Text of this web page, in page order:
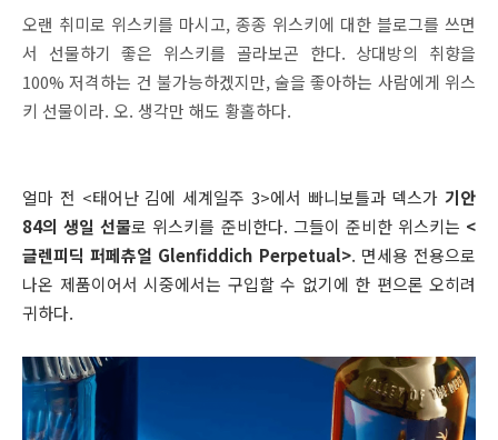
오랜 취미로 위스키를 마시고, 종종 위스키에 대한 블로그를 쓰면
서 선물하기 좋은 위스키를 골라보곤 한다. 상대방의 취향을
100% 저격하는 건 불가능하겠지만, 술을 좋아하는 사람에게 위스
키 선물이라. 오. 생각만 해도 황홀하다.
얼마 전 <태어난 김에 세계일주 3>에서 빠니보틀과 덱스가 기안
84의 생일 선물로 위스키를 준비한다. 그들이 준비한 위스키는 <
글렌피딕 퍼페츄얼 Glenfiddich Perpetual>. 면세용 전용으로
나온 제품이어서 시중에서는 구입할 수 없기에 한 편으론 오히려
귀하다.